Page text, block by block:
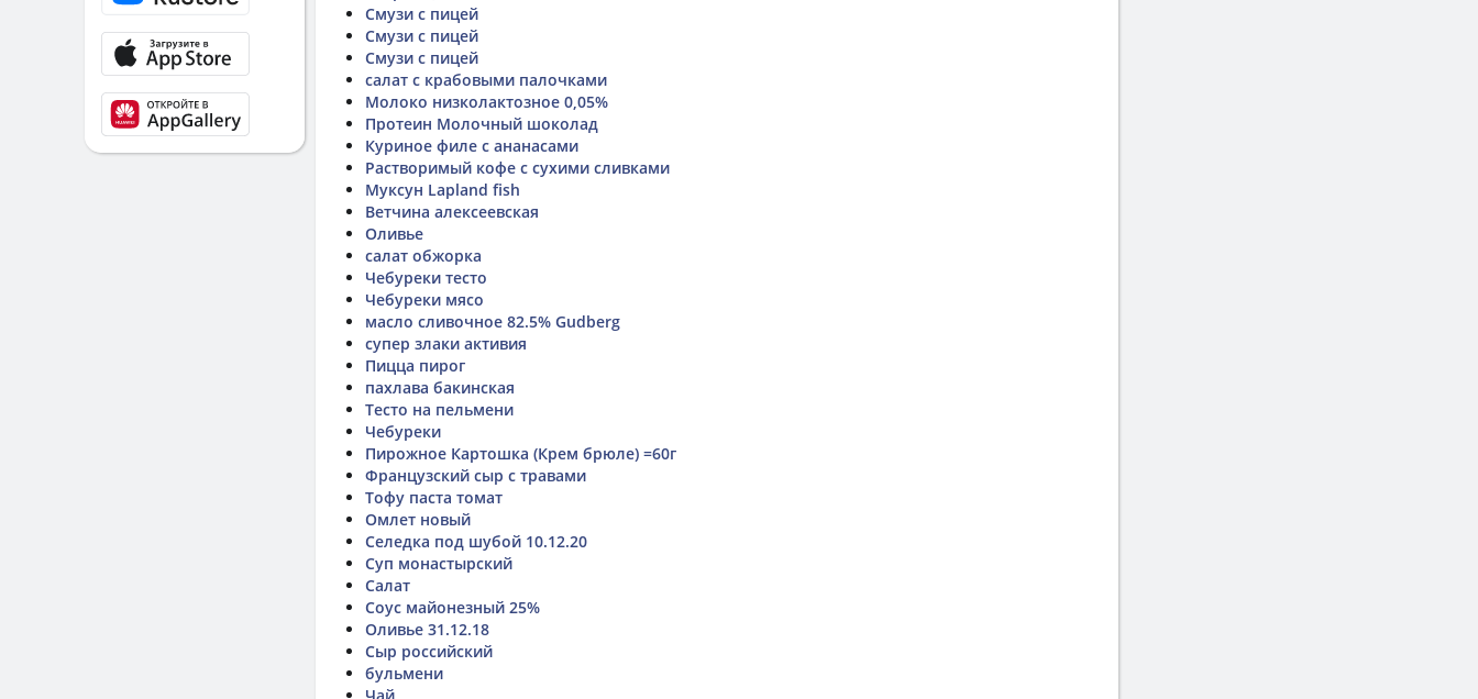
Смузи с пицей
Смузи с пицей
Смузи с пицей
салат с крабовыми палочками
Молоко низколактозное 0,05%
Протеин Молочный шоколад
Куриное филе с ананасами
Растворимый кофе с сухими сливками
Муксун Lapland fish
Ветчина алексеевская
Оливье
салат обжорка
Чебуреки тесто
Чебуреки мясо
масло сливочное 82.5% Gudberg
супер злаки активия
Пицца пирог
пахлава бакинская
Тесто на пельмени
Чебуреки
Пирожное Картошка (Крем брюле) =60г
Французский сыр с травами
Тофу паста томат
Омлет новый
Селедка под шубой 10.12.20
Суп монастырский
Салат
Соус майонезный 25%
Оливье 31.12.18
Сыр российский
бульмени